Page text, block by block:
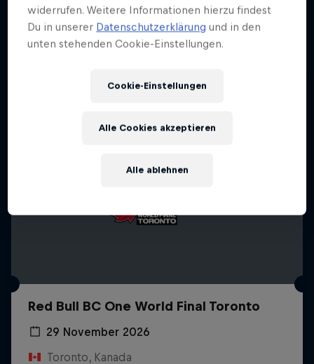
BREAKING
1 Staffel · 5 Folgen
Red Bull BC One World Final Toronto
29 November 2026
Toronto, Kanada
widerrufen. Weitere Informationen hierzu findest
Du in unserer Datenschutzerklärung und in den
unten stehenden Cookie-Einstellungen.
Cookie-Einstellungen
Alle ablehnen
Alle Cookies akzeptieren